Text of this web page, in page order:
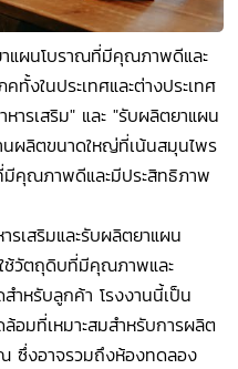
าแผนโบราณที่มีคุณภาพดีและ
งในประเทศและต่างประเทศ
ารเสริม" และ "รับผลิตยาแผน
นผลิตขนาดใหญ่ที่เน้นสมุนไพร
คุณภาพดีและมีประสิทธิภาพ
เสริมและรับผลิตยาแผน
วัตถุดิบที่มีคุณภาพและ
หรับลูกค้า โรงงานนี้เป็น
อมที่เหมาะสมสำหรับการผลิต
ซึ่งอาจรวมถึงห้องทดลอง